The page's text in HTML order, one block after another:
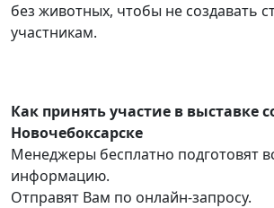
без животных, чтобы не создавать
участникам.
Как принять участие в выставке
Новочебоксарске
Менеджеры бесплатно подготовят
информацию.
Отправят Вам по онлайн-запросу.